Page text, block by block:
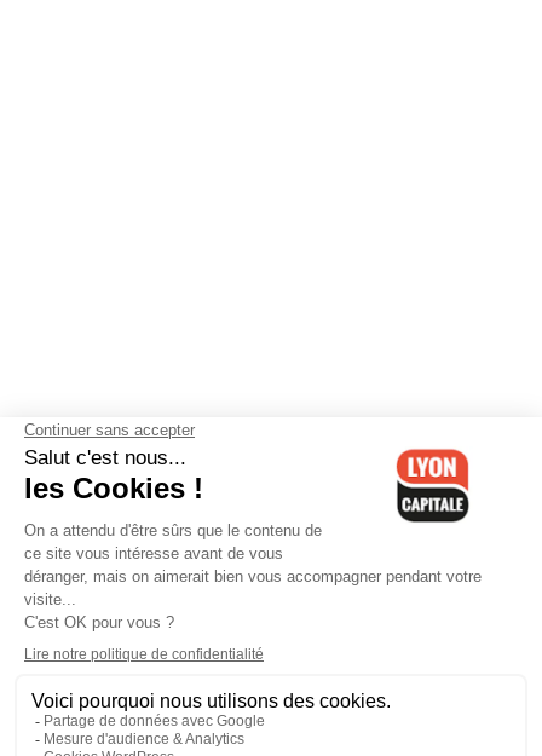
Contactez-nous-Mentions légales-CGV-Politique de
confidentialité-Gestion des cookies